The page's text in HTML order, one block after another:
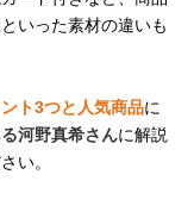
いった素材の違いも
ト3つと人気商品に
河野真希さんに解説
い。